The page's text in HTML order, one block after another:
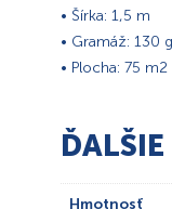
• Šírka: 1,5 m
• Gramáž: 130
• Plocha: 75 m2
Hmotnosť